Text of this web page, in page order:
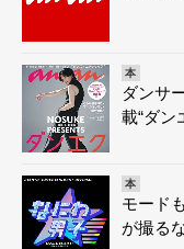
本
ダンサ
載“ダン
本
モード
が撮る